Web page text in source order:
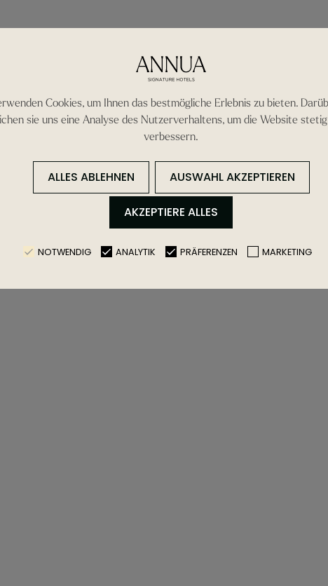
Cookies, um Ihnen das bestmögliche Erlebnis zu bieten.
sie uns eine Analyse des Nutzerverhaltens, um die Website
verbessern.
ALLES ABLEHNEN AUSWAHL AKZEPTIEREN
AKZEPTIERE ALLES
NOTWENDIG ANALYTIK PRÄFERENZEN MARKETING